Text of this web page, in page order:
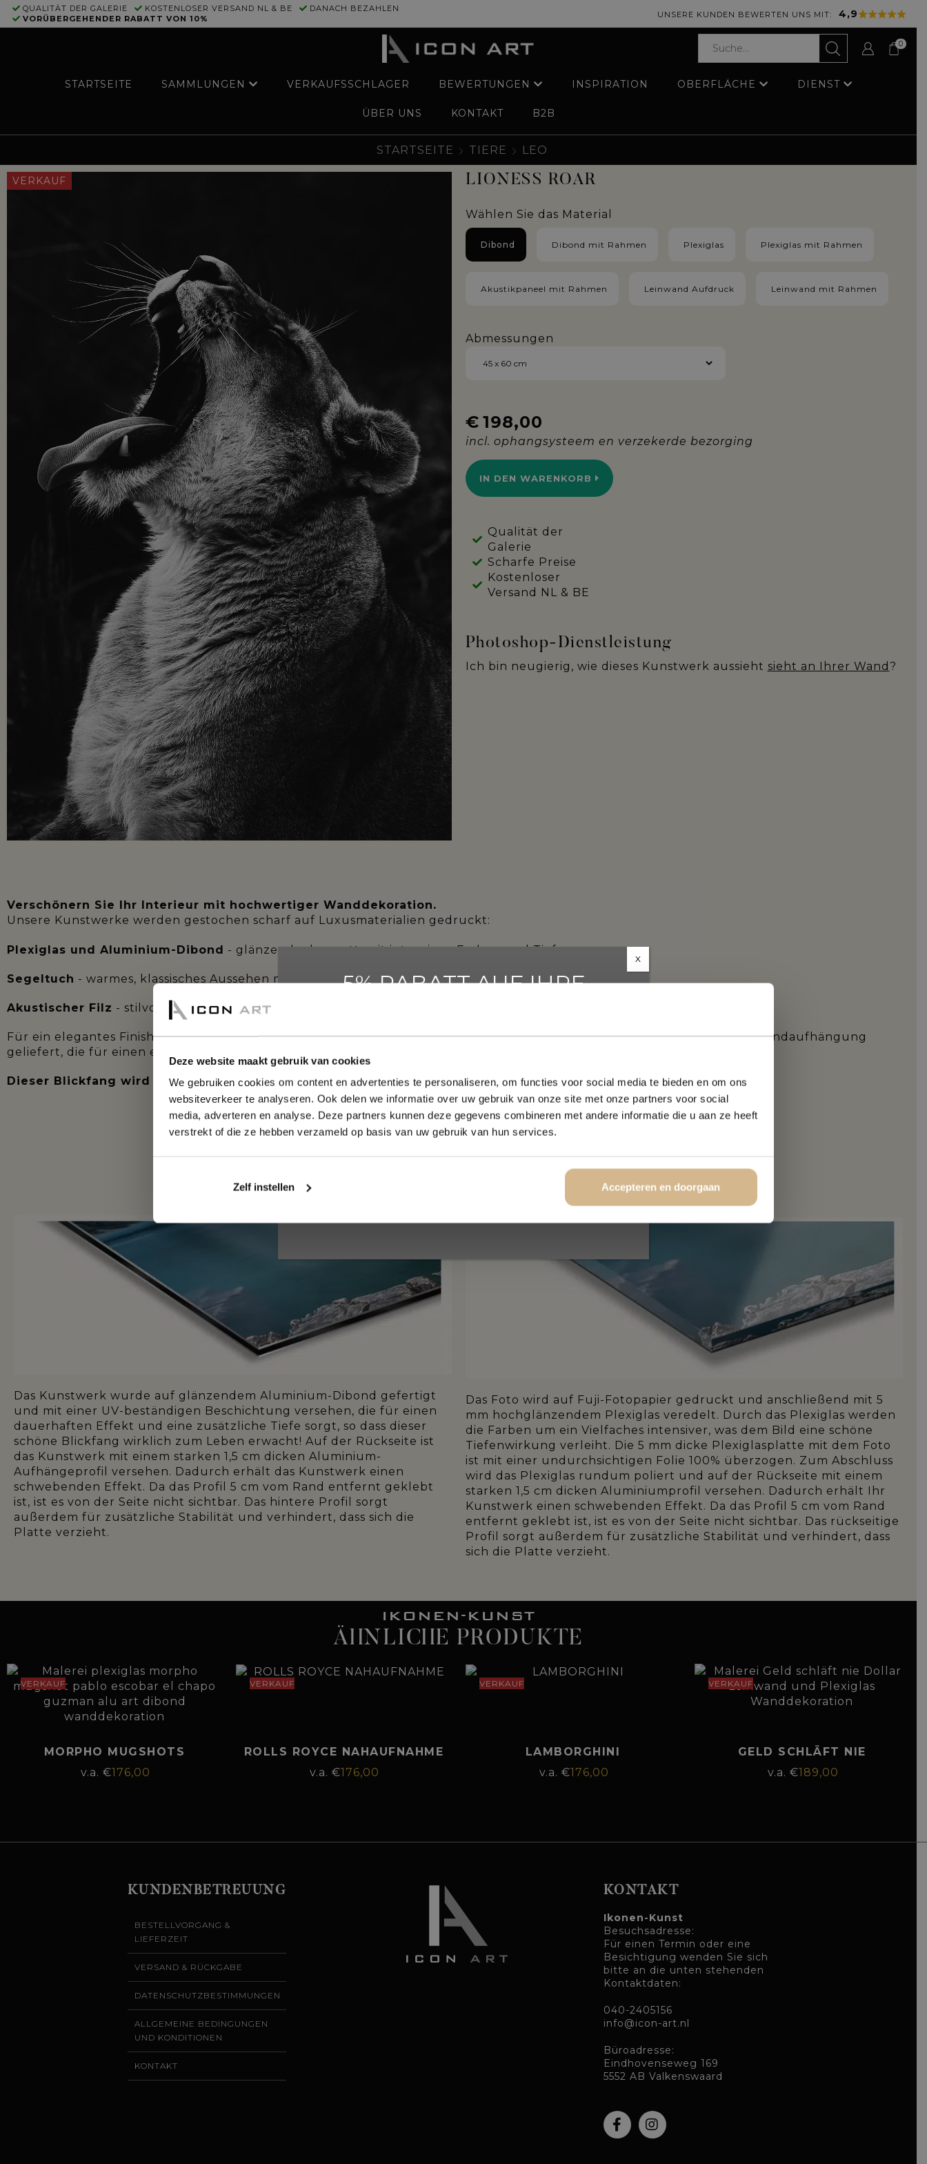
Deze website maakt gebruik van cookies
We gebruiken cookies om content en advertenties te personaliseren, om functies voor social media te bieden en om ons
websiteverkeer te analyseren. Ook delen we informatie over uw gebruik van onze site met onze partners voor social
media, adverteren en analyse. Deze partners kunnen deze gegevens combineren met andere informatie die u aan ze heeft
verstrekt of die ze hebben verzameld op basis van uw gebruik van hun services.
Zelf instellen Accepteren en doorgaan
QUALITÄT DER GALERIE KOSTENLOSER VERSAND NL & BE
DANACH BEZAHLEN
VORÜBERGEHENDER RABATT VON 10%
UNSERE KUNDEN BEWERTEN UNS MIT: 4,9
0
STARTSEITE SAMMLUNGEN VERKAUFSSCHLAGER BEWERTUNGEN INSPIRATION OBERFLÄCHE DIENST
ÜBER UNS KONTAKT B2B
STARTSEITE TIERE LEO
VERKAUF LIONESS ROAR
Wählen Sie das Material
Dibond Dibond mit Rahmen Plexiglas Plexiglas mit Rahmen
Akustikpaneel mit Rahmen Leinwand Aufdruck Leinwand mit Rahmen
Abmessungen
€ 198,00
IN DEN WARENKORB
Qualität der
Galerie
Scharfe Preise
Kostenloser
Versand NL & BE
Photoshop-Dienstleistung
Ich bin neugierig, wie dieses Kunstwerk aussieht sieht an Ihrer Wand ?
Verschönern Sie Ihr Interieur mit hochwertiger Wanddekoration.
Unsere Kunstwerke werden gestochen scharf auf Luxusmaterialien gedruckt:
Plexiglas und Aluminium-Dibond - glänzend oder matt, mit intensiven Farben und Tiefe.
Segeltuch - warmes, klassisches Aussehen mit malerischem Effekt.
Akustischer Filz - stilvoll und schalldicht, ideal für Ruhe und Erholung.
Für ein elegantes Finish können Sie einen luxuriösen schwarzen Backrahmen wählen. Alle Kunstwerke werden mit einer Blindaufhängung
geliefert, die für einen eleganten, schwebenden Effekt an der Wand sorgt.
Dieser Blickfang wird innerhalb von ca. 1 Woche kostenlos zu Ihnen nach Hause geliefert.
PRODUKTSPEZIFIKATIONEN
Das Kunstwerk wurde auf glänzendem Aluminium-Dibond gefertigt
und mit einer UV-beständigen Beschichtung versehen, die für einen
dauerhaften Effekt und eine zusätzliche Tiefe sorgt, so dass dieser
schöne Blickfang wirklich zum Leben erwacht! Auf der Rückseite ist
das Kunstwerk mit einem starken 1,5 cm dicken Aluminium-
Aufhängeprofil versehen. Dadurch erhält das Kunstwerk einen
schwebenden Effekt. Da das Profil 5 cm vom Rand entfernt geklebt
ist, ist es von der Seite nicht sichtbar. Das hintere Profil sorgt
außerdem für zusätzliche Stabilität und verhindert, dass sich die
Platte verzieht.
PLEXIGLAS 5MM:
Das Foto wird auf Fuji-Fotopapier gedruckt und anschließend mit 5
mm hochglänzendem Plexiglas veredelt. Durch das Plexiglas werden
die Farben um ein Vielfaches intensiver, was dem Bild eine schöne
Tiefenwirkung verleiht. Die 5 mm dicke Plexiglasplatte mit dem Foto
ist mit einer undurchsichtigen Folie 100% überzogen. Zum Abschluss
wird das Plexiglas rundum poliert und auf der Rückseite mit einem
starken 1,5 cm dicken Aluminiumprofil versehen. Dadurch erhält Ihr
Kunstwerk einen schwebenden Effekt. Da das Profil 5 cm vom Rand
entfernt geklebt ist, ist es von der Seite nicht sichtbar. Das rückseitige
Profil sorgt außerdem für zusätzliche Stabilität und verhindert, dass
sich die Platte verzieht.
IKONEN-KUNST
ÄHNLICHE PRODUKTE
VERKAUF
MORPHO MUGSHOTS
€176,00
VERKAUF
ROLLS ROYCE NAHAUFNAHME
€176,00
VERKAUF
LAMBORGHINI
€176,00
VERKAUF
GELD SCHLÄFT NIE
€189,00
KUNDENBETREUUNG
BESTELLVORGANG &
LIEFERZEIT
VERSAND & RÜCKGABE
DATENSCHUTZBESTIMMUNGEN
ALLGEMEINE BEDINGUNGEN
UND KONDITIONEN
KONTAKT
KONTAKT
Ikonen-Kunst
Besuchsadresse:
Für einen Termin oder eine
Besichtigung wenden Sie sich
bitte an die unten stehenden
Kontaktdaten:
040-2405156
info@icon-art.nl
Büroadresse:
Eindhovenseweg 169
5552 AB Valkenswaard
5% RABATT AUF IHRE
Abonnieren Sie unseren Newsletter.
NAME (ERFORDERLICH)
Vorname Nachname
E-Mail Adresse
X